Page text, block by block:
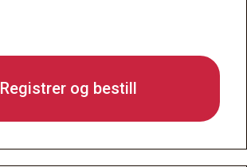
Registrer og bestill